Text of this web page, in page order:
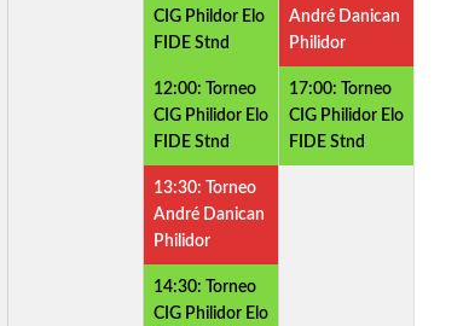
CIG Phildor Elo
FIDE Stnd
12:00: Torneo
CIG Philidor Elo
FIDE Stnd
13:30: Torneo
André Danican
Philidor
14:30: Torneo
CIG Philidor Elo
André Danican
Philidor
17:00: Torneo
CIG Philidor Elo
FIDE Stnd